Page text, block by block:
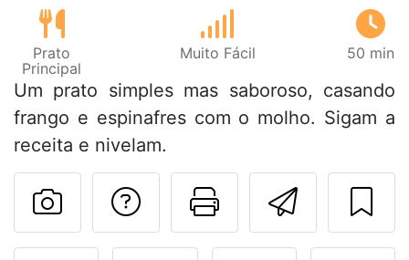
Prato
Principal
Muito Fácil 50 min
Um prato simples mas saboroso, casando
frango e espinafres com o molho. Sigam a
receita e nivelam.
Imprima
Falar com o autor
Fez esta receita?